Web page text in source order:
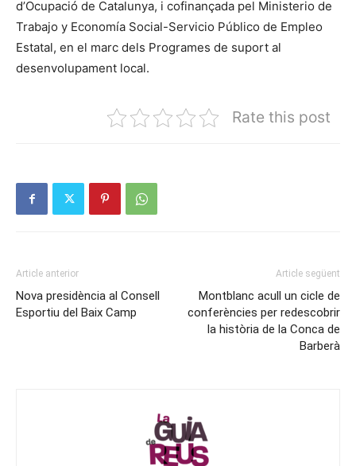
d’Ocupació de Catalunya, i cofinançada pel Ministerio de
Trabajo y Economía Social-Servicio Público de Empleo
Estatal, en el marc dels Programes de suport al
desenvolupament local.
Rate this post
Article anterior
Nova presidència al Consell
Esportiu del Baix Camp
Article següent
Montblanc acull un cicle de
conferències per redescobrir
la història de la Conca de
Barberà